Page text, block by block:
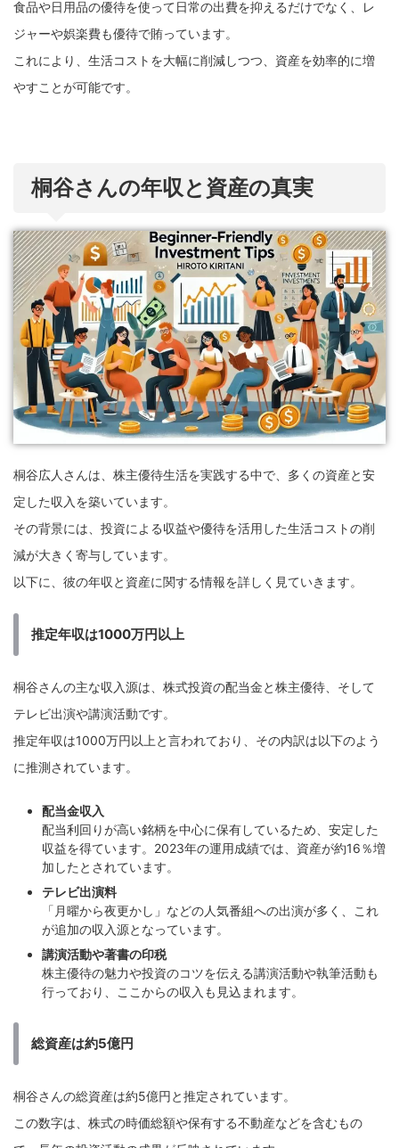
食品や日用品の優待を使って日常の出費を抑えるだけでなく、レ
ジャーや娯楽費も優待で賄っています。
これにより、生活コストを大幅に削減しつつ、資産を効率的に増
やすことが可能です。
桐谷さんの年収と資産の真実
桐谷広人さんは、株主優待生活を実践する中で、多くの資産と安
定した収入を築いています。
その背景には、投資による収益や優待を活用した生活コストの削
減が大きく寄与しています。
以下に、彼の年収と資産に関する情報を詳しく見ていきます。
推定年収は1000万円以上
桐谷さんの主な収入源は、株式投資の配当金と株主優待、そして
テレビ出演や講演活動です。
推定年収は1000万円以上と言われており、その内訳は以下のよう
に推測されています。
配当金収入
配当利回りが高い銘柄を中心に保有しているため、安定した
収益を得ています。2023年の運用成績では、資産が約16％増
加したとされています。
テレビ出演料
「月曜から夜更かし」などの人気番組への出演が多く、これ
が追加の収入源となっています。
講演活動や著書の印税
株主優待の魅力や投資のコツを伝える講演活動や執筆活動も
行っており、ここからの収入も見込まれます。
総資産は約5億円
桐谷さんの総資産は約5億円と推定されています。
この数字は、株式の時価総額や保有する不動産などを含むもの